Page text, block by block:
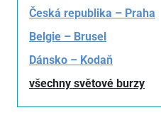
Česká republika – Praha
Belgie – Brusel
Dánsko – Kodaň
všechny světové burzy